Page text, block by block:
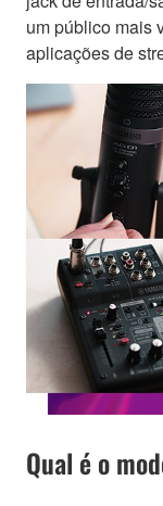
um público mais
aplicações de
Qual é o